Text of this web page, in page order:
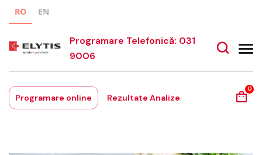
RO EN
Programare Telefonică: 031
9006
Programare online Rezultate Analize
0